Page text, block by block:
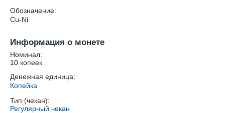
Обозначение:
Cu-Ni
Информация о монете
Номинал:
10 копеек
Денежная единица:
Копейка
Тип (чекан):
Регулярный чекан